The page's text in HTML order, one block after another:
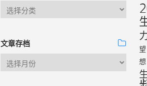
文章存档
望
想